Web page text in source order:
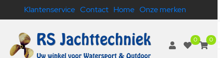
Klantenservice Contact Home Onze merken
0 0